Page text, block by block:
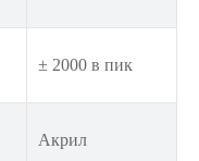
± 2000 в пик
Акрил